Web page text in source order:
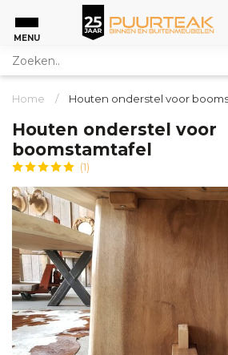
MENU
Home / Houten onderstel voor
Houten onderstel voor
boomstamtafel
(1)